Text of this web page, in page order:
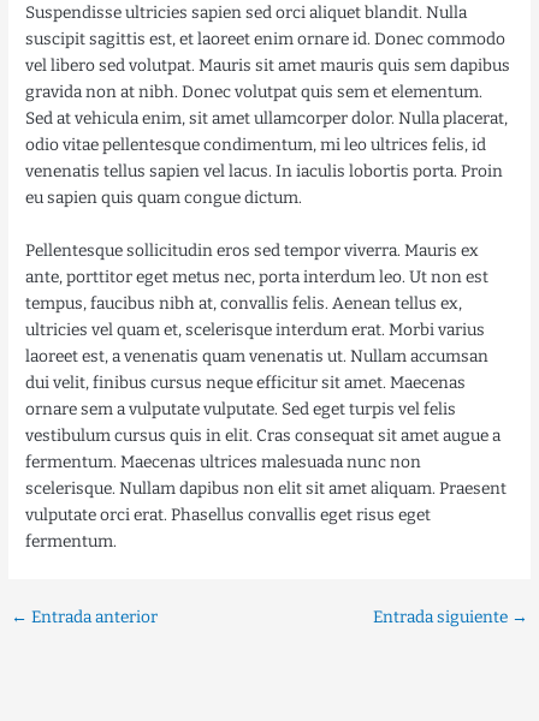
Suspendisse ultricies sapien sed orci aliquet blandit. Nulla
suscipit sagittis est, et laoreet enim ornare id. Donec commodo
vel libero sed volutpat. Mauris sit amet mauris quis sem dapibus
gravida non at nibh. Donec volutpat quis sem et elementum.
Sed at vehicula enim, sit amet ullamcorper dolor. Nulla placerat,
odio vitae pellentesque condimentum, mi leo ultrices felis, id
venenatis tellus sapien vel lacus. In iaculis lobortis porta. Proin
eu sapien quis quam congue dictum.
Pellentesque sollicitudin eros sed tempor viverra. Mauris ex
ante, porttitor eget metus nec, porta interdum leo. Ut non est
tempus, faucibus nibh at, convallis felis. Aenean tellus ex,
ultricies vel quam et, scelerisque interdum erat. Morbi varius
laoreet est, a venenatis quam venenatis ut. Nullam accumsan
dui velit, finibus cursus neque efficitur sit amet. Maecenas
ornare sem a vulputate vulputate. Sed eget turpis vel felis
vestibulum cursus quis in elit. Cras consequat sit amet augue a
fermentum. Maecenas ultrices malesuada nunc non
scelerisque. Nullam dapibus non elit sit amet aliquam. Praesent
vulputate orci erat. Phasellus convallis eget risus eget
fermentum.
← Entrada anterior Entrada siguiente →